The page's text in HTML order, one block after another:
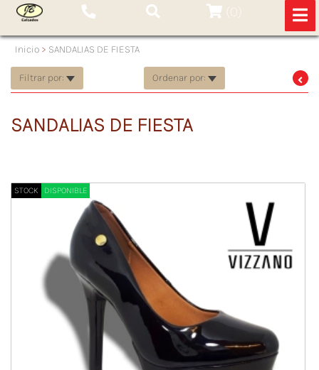
(0)
Inicio > SANDALIAS DE FIESTA
Filtrar por: Ordenar por:
SANDALIAS DE FIESTA
STOCK DISPONIBLE